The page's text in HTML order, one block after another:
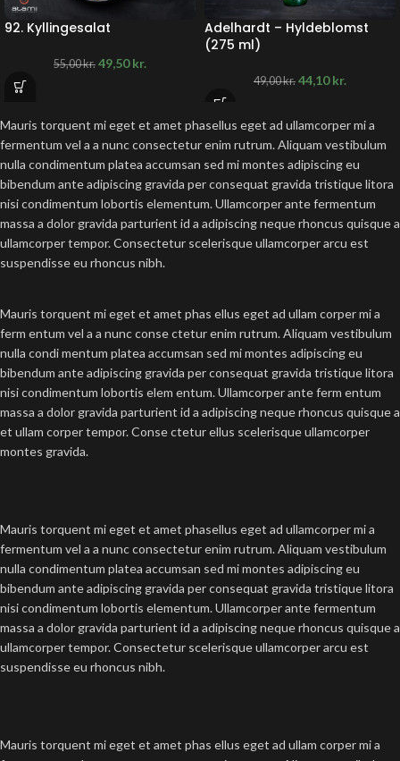
92. Kyllingesalat
55,00kr. 49,50kr.
Adelhardt – Hyldeblomst
(275 ml)
49,00kr. 44,10kr.
Mauris torquent mi eget et amet phasellus eget ad ullamcorper mi a
fermentum vel a a nunc consectetur enim rutrum. Aliquam vestibulum
nulla condimentum platea accumsan sed mi montes adipiscing eu
bibendum ante adipiscing gravida per consequat gravida tristique litora
nisi condimentum lobortis elementum. Ullamcorper ante fermentum
massa a dolor gravida parturient id a adipiscing neque rhoncus quisque a
ullamcorper tempor. Consectetur scelerisque ullamcorper arcu est
suspendisse eu rhoncus nibh.
Mauris torquent mi eget et amet phas ellus eget ad ullam corper mi a
ferm entum vel a a nunc conse ctetur enim rutrum. Aliquam vestibulum
nulla condi mentum platea accumsan sed mi montes adipiscing eu
bibendum ante adipiscing gravida per consequat gravida tristique litora
nisi condimentum lobortis elem entum. Ullamcorper ante ferm entum
massa a dolor gravida parturient id a adipiscing neque rhoncus quisque a
et ullam corper tempor. Conse ctetur ellus scelerisque ullamcorper
montes gravida.
Mauris torquent mi eget et amet phasellus eget ad ullamcorper mi a
fermentum vel a a nunc consectetur enim rutrum. Aliquam vestibulum
nulla condimentum platea accumsan sed mi montes adipiscing eu
bibendum ante adipiscing gravida per consequat gravida tristique litora
nisi condimentum lobortis elementum. Ullamcorper ante fermentum
massa a dolor gravida parturient id a adipiscing neque rhoncus quisque a
ullamcorper tempor. Consectetur scelerisque ullamcorper arcu est
suspendisse eu rhoncus nibh.
Mauris torquent mi eget et amet phas ellus eget ad ullam corper mi a